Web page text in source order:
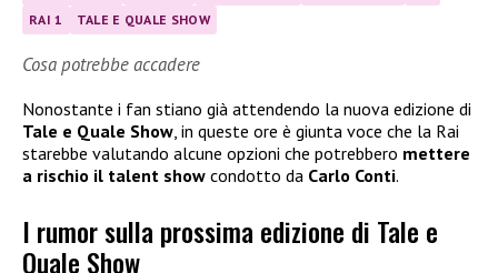
RAI 1
TALE E QUALE SHOW
Cosa potrebbe accadere
Nonostante i fan stiano già attendendo la nuova edizione di
Tale e Quale Show , in queste ore è giunta voce che la Rai
starebbe valutando alcune opzioni che potrebbero mettere
a rischio il talent show condotto da Carlo Conti.
I rumor sulla prossima edizione di Tale e
Quale Show